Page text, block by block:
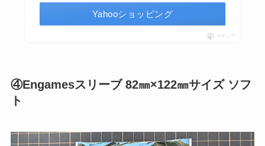
Yahooショッピング
ポチップ
④Engamesスリーブ 82㎜×122㎜サイズ ソフ
ト